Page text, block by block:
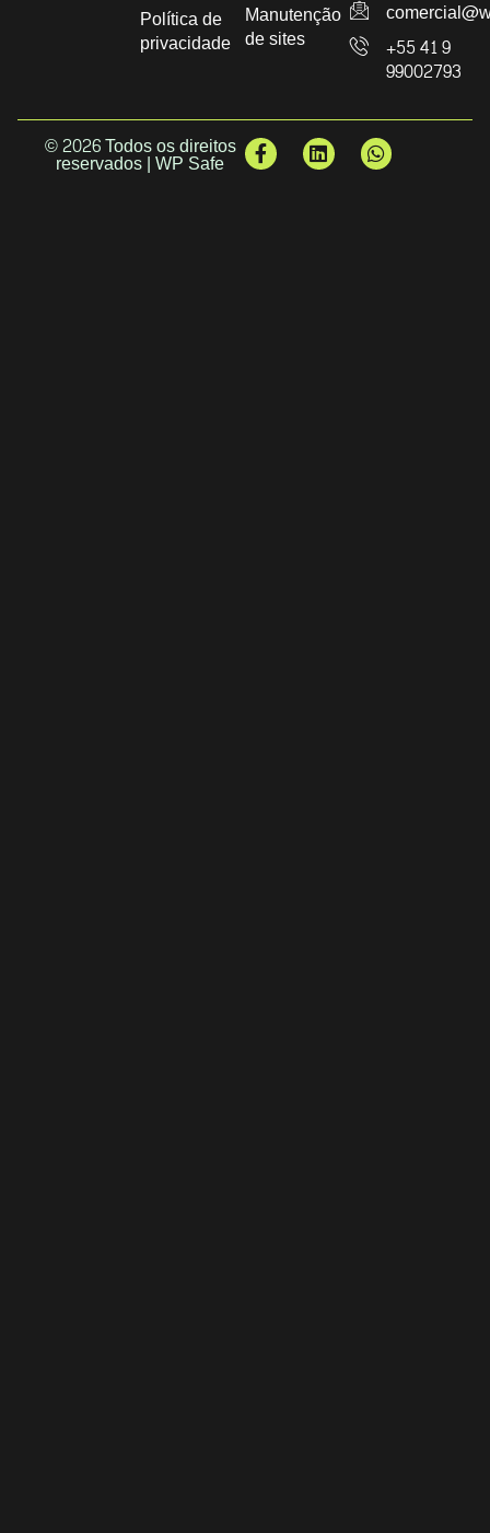
Política de
privacidade
Manutenção
de sites
+55 41 9
99002793
© 2026 Todos os direitos
reservados | WP Safe